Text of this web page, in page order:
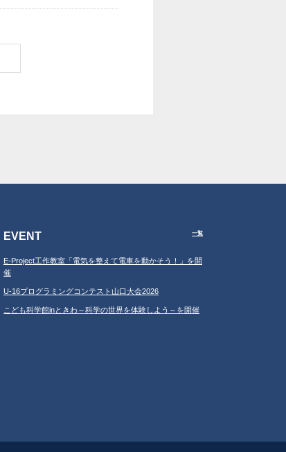
EVENT 一覧
E-Project工作教室「電気を整えて電車を動かそう！」を開
催
U-16プログラミングコンテスト山口大会2026
こども科学館inときわ～科学の世界を体験しよう～を開催